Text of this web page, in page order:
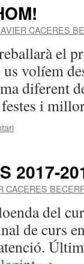
CACERES
el
us volíem
diferent
festes i
2017-
CACERES
del
de curs